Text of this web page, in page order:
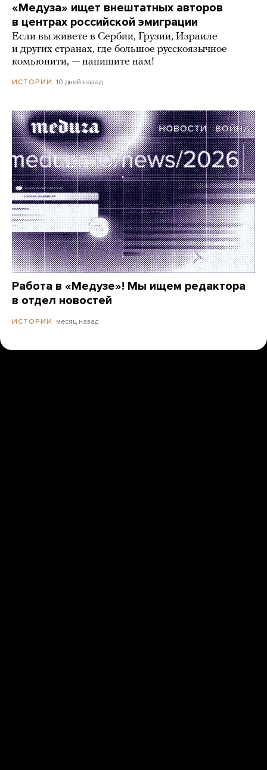
«Медуза» ищет внештатных авторов
в центрах российской эмиграции
Если вы живете в Сербии, Грузии, Израиле
и других странах, где большое русскоязычное
комьюнити, — напишите нам!
ИСТОРИИ 10 дней назад
Работа в «Медузе»! Мы ищем редактора
в отдел новостей
ИСТОРИИ месяц назад